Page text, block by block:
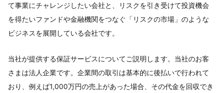
て事業にチャレンジしたい会社と、リスクを引き受けて投資機会
を得たいファンドや金融機関をつなぐ「リスクの市場」のような
ビジネスを展開している会社です。
当社が提供する保証サービスについてご説明します。当社のお客
さまは法人企業です。企業間の取引は基本的に後払いで行われて
おり、例えば1,000万円の売上があった場合、その代金を回収でき